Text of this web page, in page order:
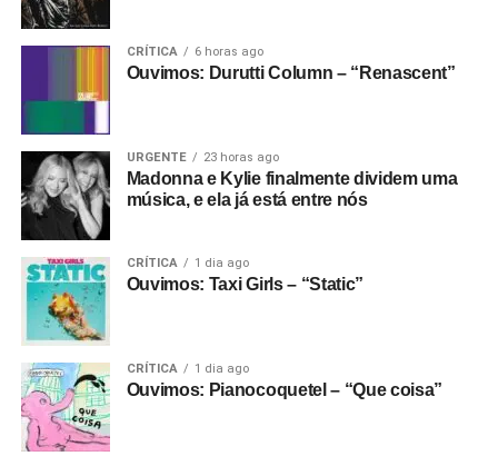
CRÍTICA 6 horas ago
Ouvimos: Durutti Column – “Renascent”
URGENTE 23 horas ago
Madonna e Kylie finalmente dividem uma
música, e ela já está entre nós
CRÍTICA 1 dia ago
Ouvimos: Taxi Girls – “Static”
CRÍTICA 1 dia ago
Ouvimos: Pianocoquetel – “Que coisa”